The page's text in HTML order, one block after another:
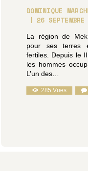
DOMINIQUE
26
La région de
pour ses terres
fertiles. Depuis le
les hommes
L’un des…
285 Vues